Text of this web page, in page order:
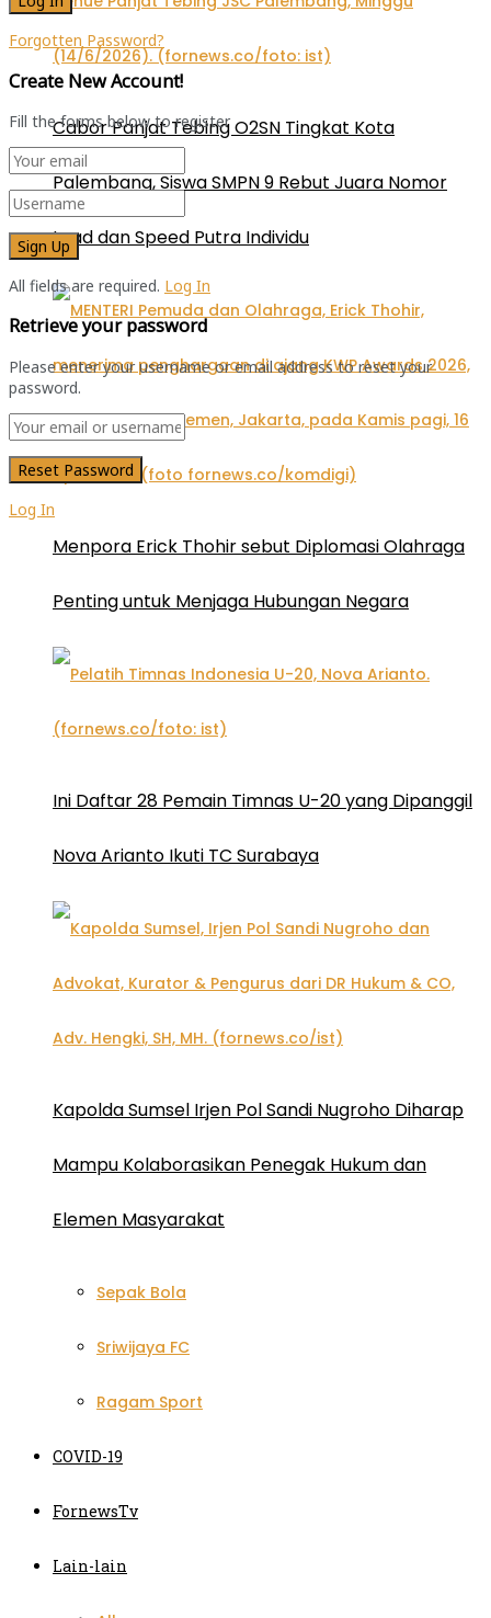
Cabor Panjat Tebing O2SN Tingkat Kota
Palembang, Siswa SMPN 9 Rebut Juara Nomor
Lead dan Speed Putra Individu
Menpora Erick Thohir sebut Diplomasi Olahraga
Penting untuk Menjaga Hubungan Negara
Ini Daftar 28 Pemain Timnas U-20 yang Dipanggil
Nova Arianto Ikuti TC Surabaya
Kapolda Sumsel Irjen Pol Sandi Nugroho Diharap
Mampu Kolaborasikan Penegak Hukum dan
Elemen Masyarakat
Sepak Bola
Sriwijaya FC
Ragam Sport
COVID-19
FornewsTv
Lain-lain
Forgotten Password?
Create New Account!
Fill the forms below to register
All fields are required. Log In
Retrieve your password
Please enter your username or email address to reset your
password.
Log In